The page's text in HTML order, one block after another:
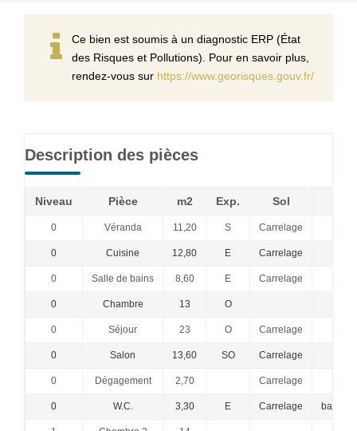
Ce bien est soumis à un diagnostic ERP (État
des Risques et Pollutions). Pour en savoir plus,
rendez-vous sur https://www.georisques.gouv.fr/
Description des pièces
Niveau Pièce m2 Exp. Sol
0 Véranda 11,20 S Carrelage
0 Cuisine 12,80 E Carrelage
0 Salle de bains 8,60 E Carrelage
0 Chambre 13 O
0 Séjour 23 O Carrelage
0 Salon 13,60 SO Carrelage
0 Dégagement 2,70 Carrelage
0 W.C. 3,30 E Carrelage ballon